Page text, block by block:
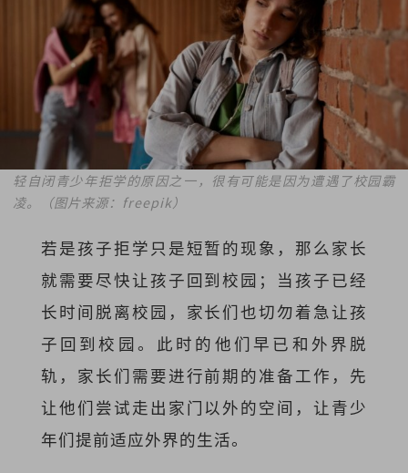
轻自闭青少年拒学的原因之一，很有可能是因为遭遇了校园霸
凌。（图片来源：freepik）
若是孩子拒学只是短暂的现象，那么家长
就需要尽快让孩子回到校园；当孩子已经
长时间脱离校园，家长们也切勿着急让孩
子回到校园。此时的他们早已和外界脱
轨，家长们需要进行前期的准备工作，先
让他们尝试走出家门以外的空间，让青少
年们提前适应外界的生活。